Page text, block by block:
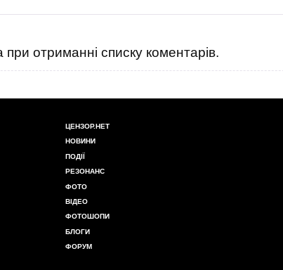
отриманні списку коментарів.
ЦЕНЗОР.НЕТ
НОВИНИ
ПОДІЇ
РЕЗОНАНС
ФОТО
ВІДЕО
ФОТОШОПИ
БЛОГИ
ФОРУМ